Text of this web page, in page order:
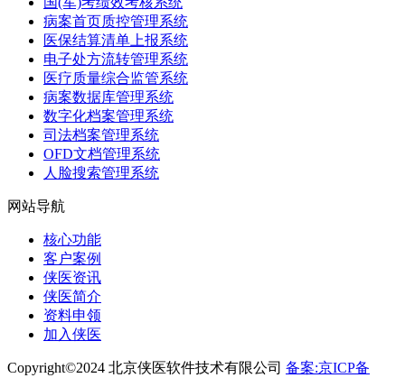
病案首页质控管理系统
医保结算清单上报系统
电子处方流转管理系统
医疗质量综合监管系统
病案数据库管理系统
数字化档案管理系统
司法档案管理系统
OFD文档管理系统
人脸搜索管理系统
网站导航
核心功能
客户案例
侠医资讯
侠医简介
资料申领
加入侠医
Copyright©2024 北京侠医软件技术有限公司 备案:京ICP备